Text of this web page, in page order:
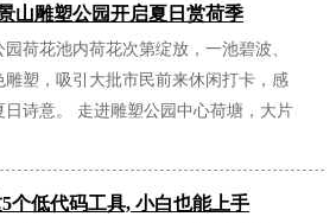
山雕塑公园开启夏日赏荷季
2026/07/22
荷花池内荷花次第绽放，一池碧波、
雕塑，吸引大批市民前来休闲打卡，感
诗意。 走进雕塑公园中心荷塘，大片
个低代码工具, 小白也能上手